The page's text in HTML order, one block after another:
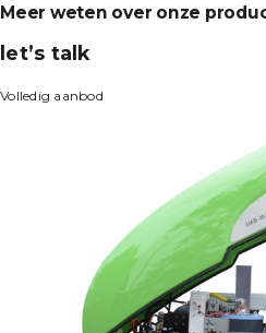
Meer weten over onze
let’s talk
Volledig aanbod